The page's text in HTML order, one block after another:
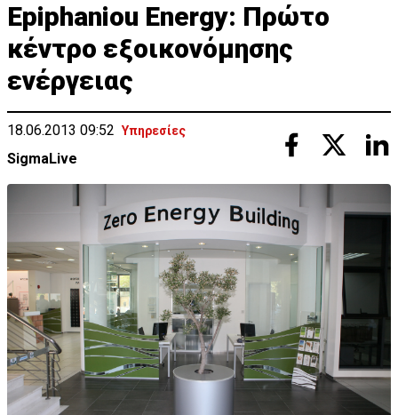
Epiphaniou Energy: Πρώτο
κέντρο εξοικονόμησης
ενέργειας
18.06.2013 09:52 Υπηρεσίες
SigmaLive